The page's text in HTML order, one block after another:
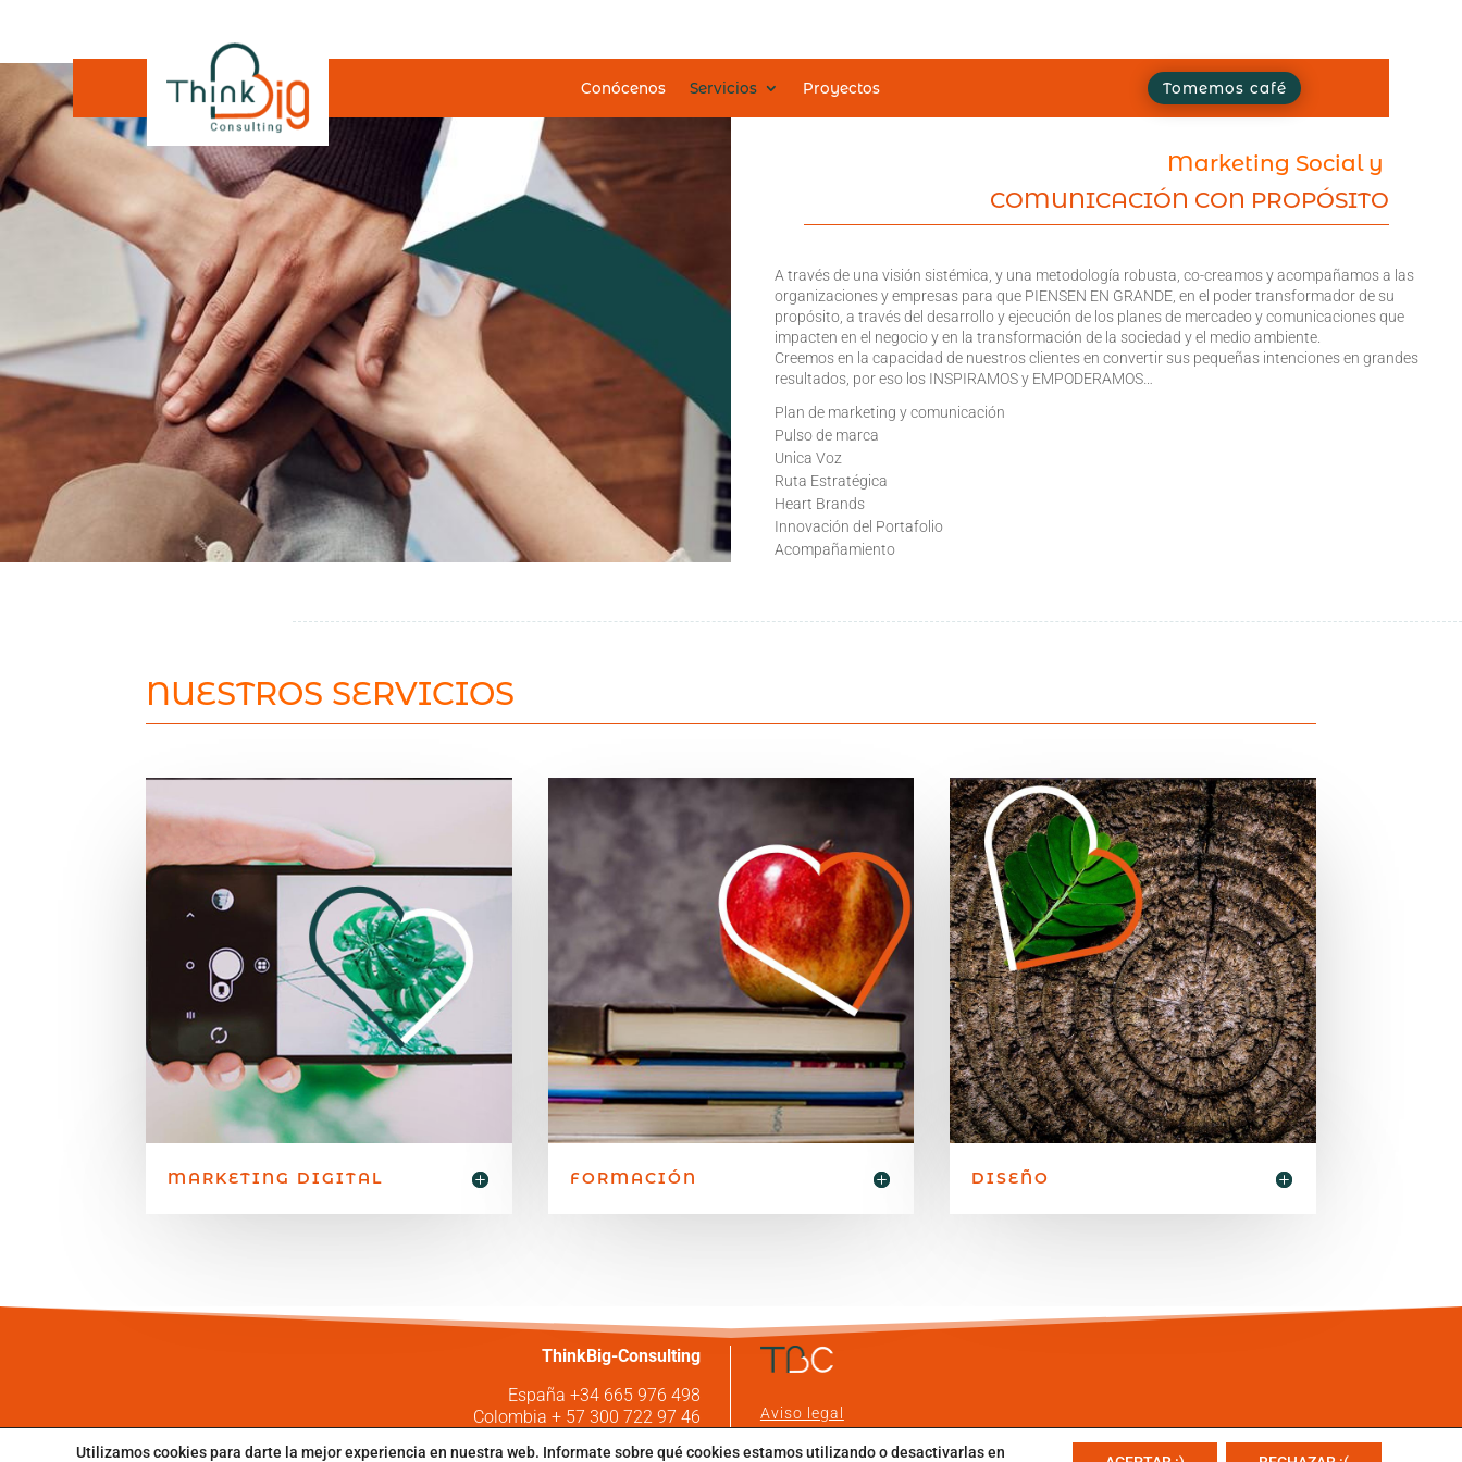
Conócenos Servicios Proyectos Tomemos café
Marketing Social y
COMUNICACIÓN CON PROPÓSITO
A través de una visión sistémica, y una metodología robusta, co-creamos y acompañamos a las
organizaciones y empresas para que PIENSEN EN GRANDE, en el poder transformador de su
propósito, a través del desarrollo y ejecución de los planes de mercadeo y comunicaciones que
impacten en el negocio y en la transformación de la sociedad y el medio ambiente.
Creemos en la capacidad de nuestros clientes en convertir sus pequeñas intenciones en grandes
resultados, por eso los INSPIRAMOS y EMPODERAMOS…
Plan de marketing y comunicación
Pulso de marca
Unica Voz
Ruta Estratégica
Heart Brands
Innovación del Portafolio
Acompañamiento
NUESTROS SERVICIOS
MARKETING DIGITAL FORMACIÓN DISEÑO
ThinkBig-Consulting
España +34 665 976 498
Colombia + 57 300 722 97 46
Aviso legal
Pólitica de Privacidad
Utilizamos cookies para darte la mejor experiencia en nuestra web. Informate sobre qué cookies estamos utilizando o desactivarlas en